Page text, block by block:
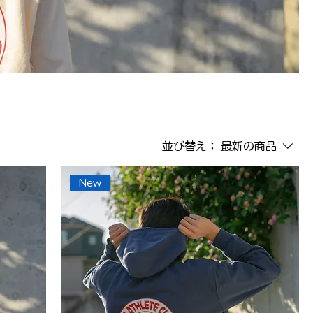
並び替え： 最新の商品
New